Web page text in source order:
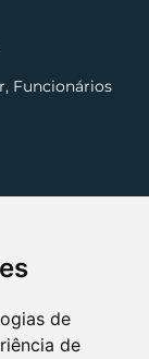
de
de
Funcionários
000